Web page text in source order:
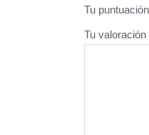
Tu
Tu valoración